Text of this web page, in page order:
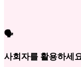
🗣
사회자를 활용하세